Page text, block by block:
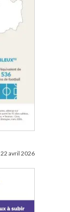
22 avril 2026